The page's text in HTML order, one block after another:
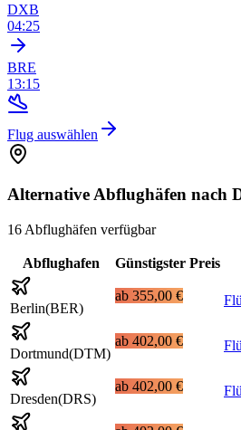
DXB
04:25
BRE
13:15
Flug auswählen
Alternative Abflughäfen nach
16 Abflughäfen verfügbar
Abflughafen Günstigster Preis
Berlin(BER)
ab 355,00 €
Dortmund(DTM)
ab 402,00 €
Dresden(DRS)
ab 402,00 €